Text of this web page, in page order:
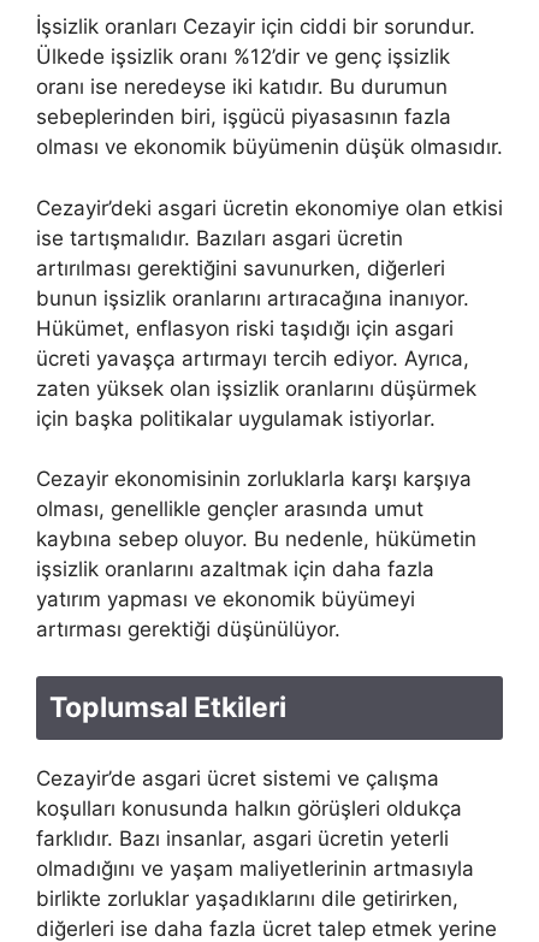
İşsizlik oranları Cezayir için ciddi bir sorundur.
Ülkede işsizlik oranı %12’dir ve genç işsizlik
oranı ise neredeyse iki katıdır. Bu durumun
sebeplerinden biri, işgücü piyasasının fazla
olması ve ekonomik büyümenin düşük olmasıdır.
Cezayir’deki asgari ücretin ekonomiye olan etkisi
ise tartışmalıdır. Bazıları asgari ücretin
artırılması gerektiğini savunurken, diğerleri
bunun işsizlik oranlarını artıracağına inanıyor.
Hükümet, enflasyon riski taşıdığı için asgari
ücreti yavaşça artırmayı tercih ediyor. Ayrıca,
zaten yüksek olan işsizlik oranlarını düşürmek
için başka politikalar uygulamak istiyorlar.
Cezayir ekonomisinin zorluklarla karşı karşıya
olması, genellikle gençler arasında umut
kaybına sebep oluyor. Bu nedenle, hükümetin
işsizlik oranlarını azaltmak için daha fazla
yatırım yapması ve ekonomik büyümeyi
artırması gerektiği düşünülüyor.
Toplumsal Etkileri
Cezayir’de asgari ücret sistemi ve çalışma
koşulları konusunda halkın görüşleri oldukça
farklıdır. Bazı insanlar, asgari ücretin yeterli
olmadığını ve yaşam maliyetlerinin artmasıyla
birlikte zorluklar yaşadıklarını dile getirirken,
diğerleri ise daha fazla ücret talep etmek yerine